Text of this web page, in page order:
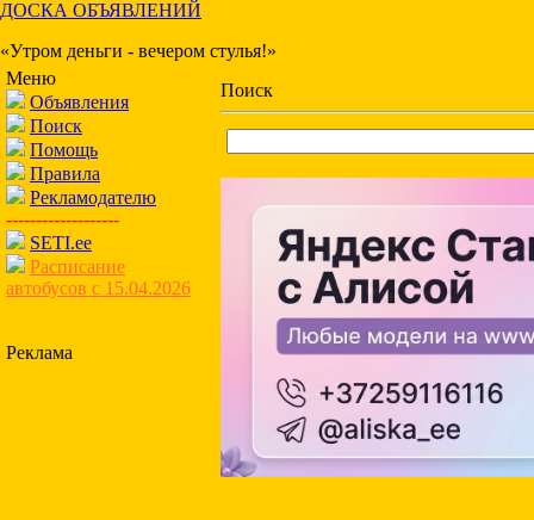
ДОСКА ОБЪЯВЛЕНИЙ
«Утром деньги - вечером стулья!»
Меню
Объявления
Поиск
Помощь
Правила
Рекламодателю
-------------------
SETI.ee
Расписание
автобусов с 15.04.2026
Реклама
Поиск